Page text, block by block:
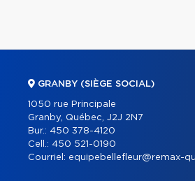
GRANBY (SIÈGE SOCIAL)
1050 rue Principale
Granby, Québec, J2J 2N7
Bur.: 450 378-4120
Cell.: 450 521-0190
Courriel: equipebellefleur@remax-